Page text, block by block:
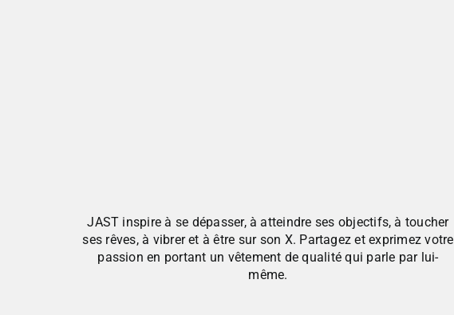
JAST inspire à se dépasser, à atteindre ses objectifs, à toucher
ses rêves, à vibrer et à être sur son X. Partagez et exprimez votre
passion en portant un vêtement de qualité qui parle par lui-
même.